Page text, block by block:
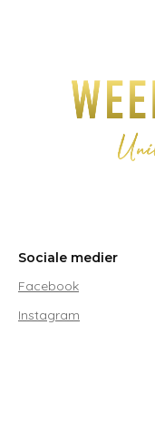
Sociale medier
Facebook
Instagram